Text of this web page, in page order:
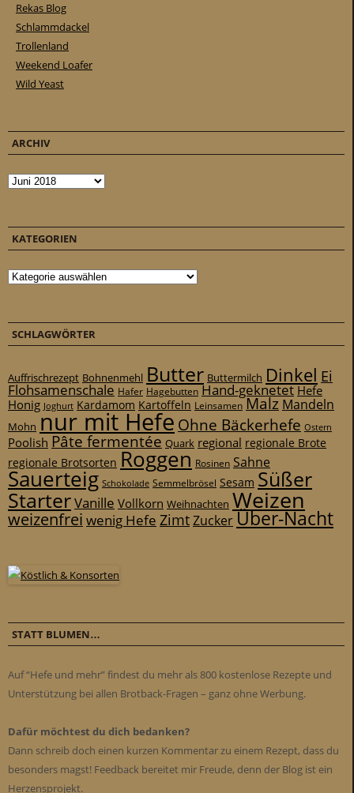
Rekas Blog
Schlammdackel
Trollenland
Weekend Loafer
Wild Yeast
ARCHIV
Archiv
KATEGORIEN
Kategorien
SCHLAGWÖRTER
Auffrischrezept Bohnenmehl Butter Buttermilch Dinkel Ei
Flohsamenschale Hafer Hagebutten Hand-geknetet Hefe
Honig Joghurt Kardamom Kartoffeln Leinsamen Malz Mandeln
Mohn nur mit Hefe Ohne Bäckerhefe Ostern
Poolish Pâte fermentée Quark regional regionale Brote
regionale Brotsorten Roggen Rosinen Sahne
Sauerteig Schokolade Semmelbrösel Sesam Süßer
StarterVanille Vollkorn Weihnachten Weizen
weizenfrei wenig Hefe ZimtZuckerÜber-Nacht
STATT BLUMEN…
Auf “Hefe und mehr” findest du mehr als 800 kostenlose Rezepte und
Unterstützung bei allen Brotback-Fragen – ganz ohne Werbung.
Dafür möchtest du dich bedanken?
Dann schreib doch einen kurzen Kommentar zu einem Rezept, dass du
besonders magst! Feedback bereitet mir Freude, denn der Blog ist ein
Herzensprojekt.